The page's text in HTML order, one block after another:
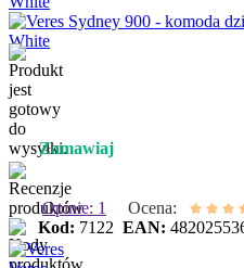
Zamawiaj
Opinie: 1
Ocena:
Kod: 7122 EAN: